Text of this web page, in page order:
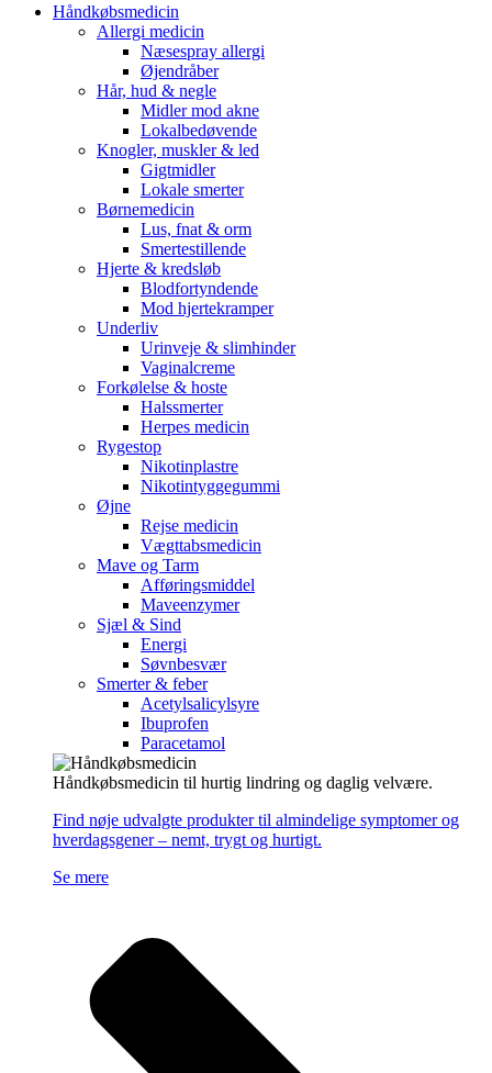
Håndkøbsmedicin
Allergi medicin
Næsespray allergi
Øjendråber
Hår, hud & negle
Midler mod akne
Lokalbedøvende
Knogler, muskler & led
Gigtmidler
Lokale smerter
Børnemedicin
Lus, fnat & orm
Smertestillende
Hjerte & kredsløb
Blodfortyndende
Mod hjertekramper
Underliv
Urinveje & slimhinder
Vaginalcreme
Forkølelse & hoste
Halssmerter
Herpes medicin
Rygestop
Nikotinplastre
Nikotintyggegummi
Øjne
Rejse medicin
Vægttabsmedicin
Mave og Tarm
Afføringsmiddel
Maveenzymer
Sjæl & Sind
Energi
Søvnbesvær
Smerter & feber
Acetylsalicylsyre
Ibuprofen
Paracetamol
Håndkøbsmedicin til hurtig lindring og daglig velvære.
Find nøje udvalgte produkter til almindelige symptomer og
hverdagsgener – nemt, trygt og hurtigt.
Se mere